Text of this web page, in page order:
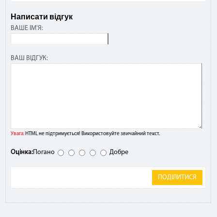
Написати відгук
ВАШЕ ІМ'Я:
ВАШ ВІДГУК:
Увага:HTML не підтримується! Використовуйте звичайний текст.
Оцінка:Погано Добре
ПОДІЛИТИСЯ